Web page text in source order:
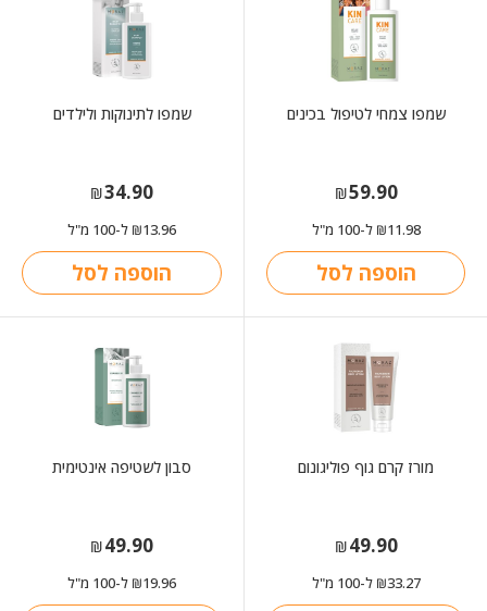
שמפו צמחי לטיפול בכינים
₪59.90
₪11.98 ל-100 מ"ל
הוספה לסל
שמפו לתינוקות ולילדים
₪34.90
₪13.96 ל-100 מ"ל
הוספה לסל
מורז קרם גוף פוליגונום
₪49.90
₪33.27 ל-100 מ"ל
סבון לשטיפה אינטימית
₪49.90
₪19.96 ל-100 מ"ל